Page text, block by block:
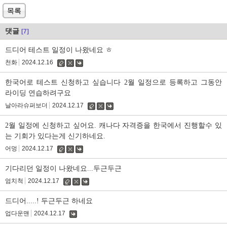
목록
댓글 [7]
드디어 테스트 일정이 나왔네요 ㅎ
천화 2024.12.16
수
삭
한국어로 테스트 신청하고 싶습니다 2월 일정으로 등록하고 그동안
라이딩 연습하려구요
날아라슈퍼보더 2024.12.17
수
삭
2월 일정에 신청하고 싶어요. 캐나다 자격증을 한국에서 진행할수 있
는 기회가 있다는게 신기하네요.
어멍 2024.12.17
수
삭
기다리던 일정이 나왔네요...두근두근
엄치척 2024.12.17
수
삭
드디어.....! 두근두근 하네요
업다운맨 2024.12.17